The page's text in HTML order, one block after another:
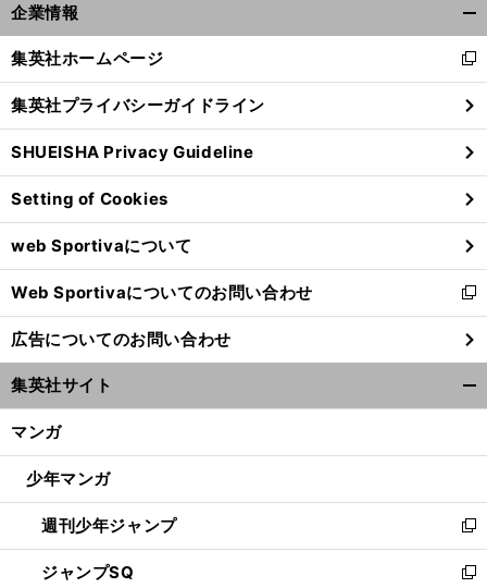
企業情報
閉
る
集英社ホームページ
新
し
い
ウ
ィ
ン
ド
ウ
で
開
く
集英社プライバシーガイドライン
SHUEISHA Privacy Guideline
Setting of Cookies
web Sportivaについて
Web Sportivaについてのお問い合わせ
新
し
い
ウ
ィ
ン
ウ
開
く
広告についてのお問い合わせ
集英社サイト
マンガ
少年マンガ
週刊少年ジャンプ
新
し
い
ジャンプSQ
新